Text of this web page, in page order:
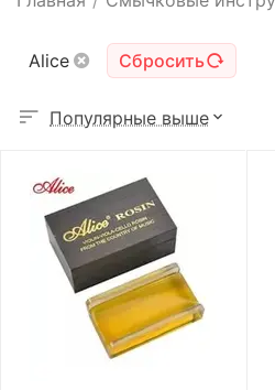
Alice Сбросить
Популярные выше